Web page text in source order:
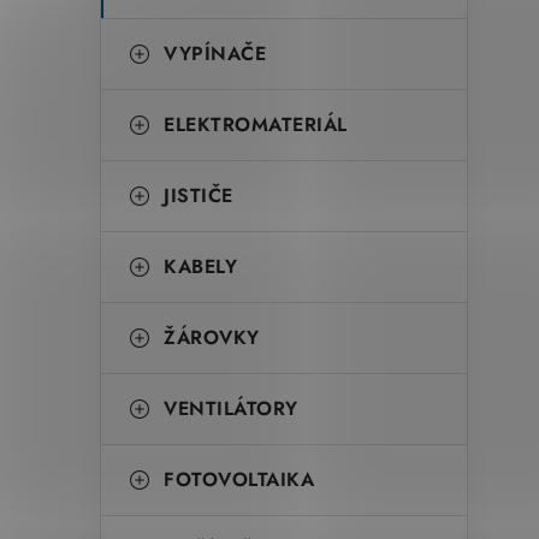
VYPÍNAČE
ELEKTROMATERIÁL
JISTIČE
KABELY
ŽÁROVKY
VENTILÁTORY
FOTOVOLTAIKA